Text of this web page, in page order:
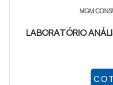
MGM
LABORATÓRIO